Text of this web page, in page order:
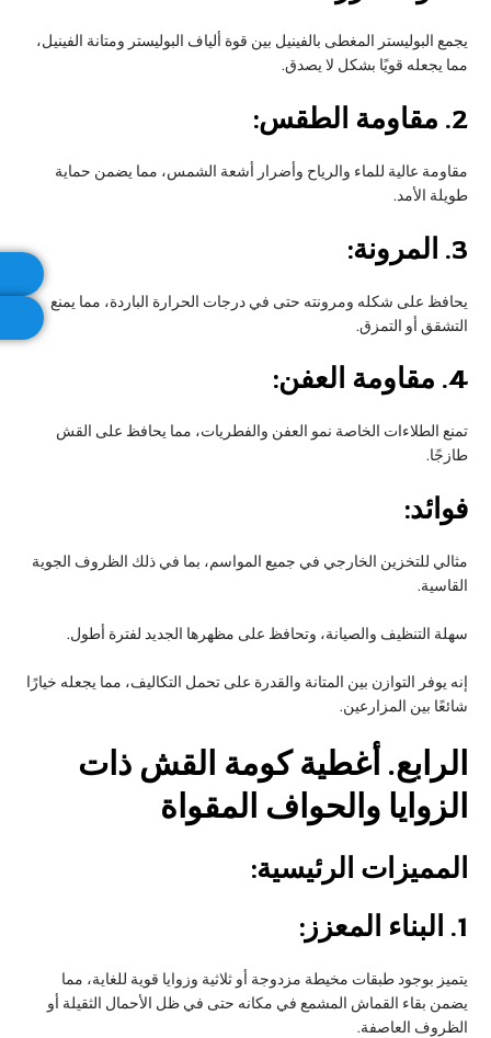
يجمع البوليستر المغطى بالفينيل بين قوة ألياف البوليستر ومتانة الفينيل،
مما يجعله قويًا بشكل لا يصدق.
2. مقاومة الطقس:
مقاومة عالية للماء والرياح وأضرار أشعة الشمس، مما يضمن حماية
طويلة الأمد.
3. المرونة:
يحافظ على شكله ومرونته حتى في درجات الحرارة الباردة، مما يمنع
التشقق أو التمزق.
4. مقاومة العفن:
تمنع الطلاءات الخاصة نمو العفن والفطريات، مما يحافظ على القش
طازجًا.
فوائد:
مثالي للتخزين الخارجي في جميع المواسم، بما في ذلك الظروف الجوية
القاسية.
سهلة التنظيف والصيانة، وتحافظ على مظهرها الجديد لفترة أطول.
إنه يوفر التوازن بين المتانة والقدرة على تحمل التكاليف، مما يجعله خيارًا
شائعًا بين المزارعين.
الرابع. أغطية كومة القش ذات
الزوايا والحواف المقواة
المميزات الرئيسية:
1. البناء المعزز:
يتميز بوجود طبقات مخيطة مزدوجة أو ثلاثية وزوايا قوية للغاية، مما
يضمن بقاء القماش المشمع في مكانه حتى في ظل الأحمال الثقيلة أو
الظروف العاصفة.